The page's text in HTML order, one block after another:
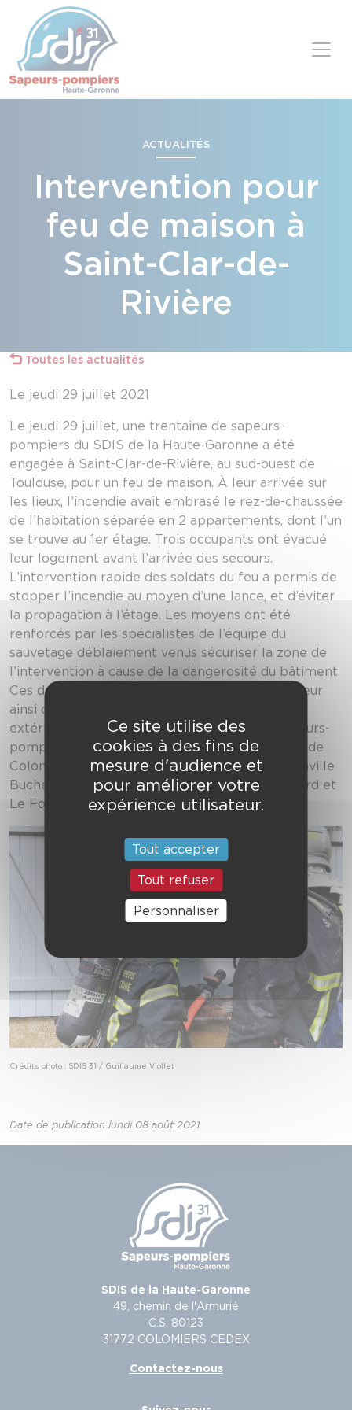
ACTUALITÉS
Intervention pour
feu de maison à
Saint-Clar-de-
Rivière
Toutes les actualités
Le jeudi 29 juillet 2021
Le jeudi 29 juillet, une trentaine de sapeurs-
pompiers du SDIS de la Haute-Garonne a été
engagée à Saint-Clar-de-Rivière, au sud-ouest de
Toulouse, pour un feu de maison. À leur arrivée sur
les lieux, l’incendie avait embrasé le rez-de-chaussée
de l’habitation séparée en 2 appartements, dont l’un
se trouve au 1er étage. Trois occupants ont évacué
leur logement avant l’arrivée des secours.
L’intervention rapide des soldats du feu a permis de
stopper l’incendie au moyen d’une lance, et d’éviter
la propagation à l’étage. Les moyens ont été
renforcés par les spécialistes de l’équipe du
sauvetage déblaiement venus sécuriser la zone de
l’intervention à cause de la dangerosité du bâtiment.
Ces derniers ont réalisé un étaiement à l’intérieur
ainsi qu’un étaiement oblique sur la façade
extérieure. Cette opération a mobilisé les sapeurs-
pompiers des centres d’incendie et de secours de
Colomiers, Muret Massat, Toulouse Vion, Ramonville
Buchens, Aussonne, Rieux-Volvestre, Montgiscard et
Le Fousseret.
Crédits photo : SDIS 31 / Guillaume Viollet
Date de publication lundi 08 août 2021
SDIS de la Haute-Garonne
49, chemin de l'Armurié
C.S. 80123
31772 COLOMIERS CEDEX
Contactez-nous
Panneau de gestion des cookies
Ce site utilise des
cookies à des fins de
mesure d'audience et
pour améliorer votre
expérience utilisateur.
Tout accepter
Tout refuser
Personnaliser